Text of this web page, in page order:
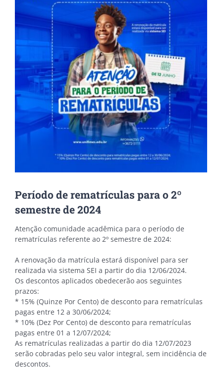
Período de rematrículas para o 2º
semestre de 2024
Atenção comunidade acadêmica para o período de
rematrículas referente ao 2º semestre de 2024:
A renovação da matrícula estará disponível para ser
realizada via sistema SEI a partir do dia 12/06/2024.
Os descontos aplicados obedecerão aos seguintes
prazos:
* 15% (Quinze Por Cento) de desconto para rematrículas
pagas entre 12 a 30/06/2024;
* 10% (Dez Por Cento) de desconto para rematrículas
pagas entre 01 a 12/07/2024;
As rematrículas realizadas a partir do dia 12/07/2023
serão cobradas pelo seu valor integral, sem incidência de
descontos.